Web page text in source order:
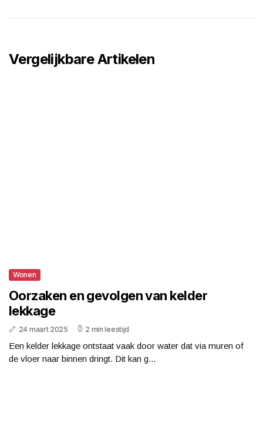
Vergelijkbare Artikelen
Wonen
Oorzaken en gevolgen van kelder
lekkage
24 maart 2025 2 min leestijd
Een kelder lekkage ontstaat vaak door water dat via muren of
de vloer naar binnen dringt. Dit kan g...